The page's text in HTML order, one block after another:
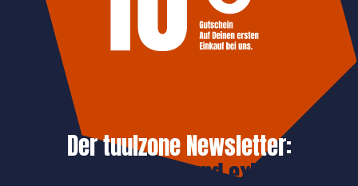
Der tuulzone Newsletter:
Jetzt anmelden und exklusive